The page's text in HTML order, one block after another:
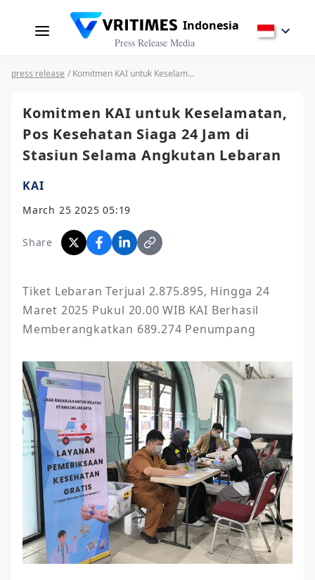
Indonesia
Press Release Media
press release / Komitmen KAI untuk Keselamatan, Pos Kesehatan Siaga 24 Jam di Stasiun Selama Angkutan Lebaran
Komitmen KAI untuk Keselamatan,
Pos Kesehatan Siaga 24 Jam di
Stasiun Selama Angkutan Lebaran
KAI
March 25 2025 05:19
Share
Tiket Lebaran Terjual 2.875.895, Hingga 24
Maret 2025 Pukul 20.00 WIB KAI Berhasil
Memberangkatkan 689.274 Penumpang